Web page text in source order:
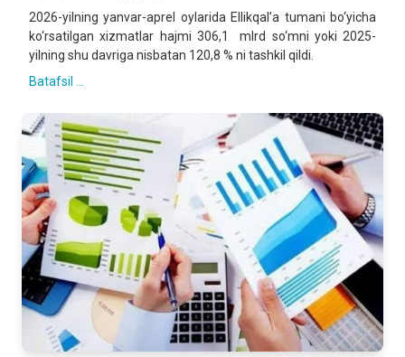
2026-yilning yanvar-aprel oylarida Ellikqal’a tumani bo‘yicha
ko‘rsatilgan xizmatlar hajmi 306,1 mlrd so‘mni yoki 2025-
yilning shu davriga nisbatan 120,8 % ni tashkil qildi.
Batafsil ...